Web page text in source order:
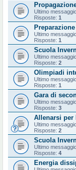
Ultimo
Risposte: 1
Ultimo
Risposte: 1
Scuola
Ultimo
Risposte: 2
Olimpiadi
Ultimo
Risposte: 1
Gara di
Ultimo
Risposte: 3
Allenarsi per
Ultimo
Risposte: 2
Scuola
Ultimo
Risposte: 4
Energia